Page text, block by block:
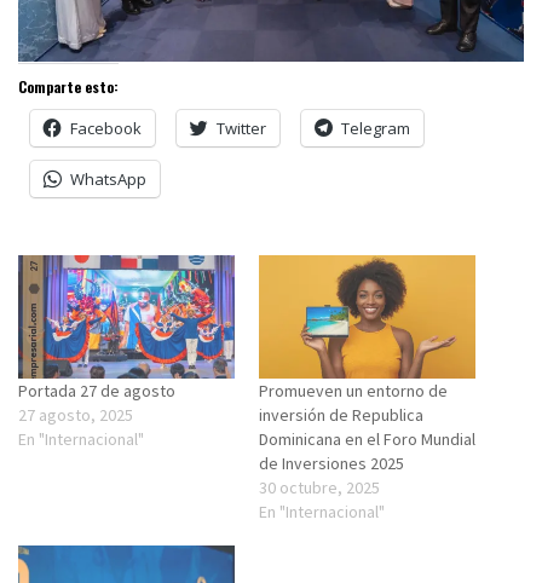
Comparte esto:
Facebook Twitter Telegram
WhatsApp
Portada 27 de agosto
27 agosto, 2025
En "Internacional"
Promueven un entorno de
inversión de Republica
Dominicana en el Foro Mundial
de Inversiones 2025
30 octubre, 2025
En "Internacional"